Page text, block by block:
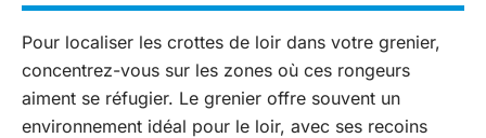
Pour localiser les crottes de loir dans votre grenier,
concentrez-vous sur les zones où ces rongeurs
aiment se réfugier. Le grenier offre souvent un
environnement idéal pour le loir, avec ses recoins